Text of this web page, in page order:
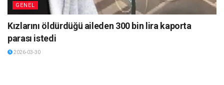
GENEL
Kızlarını öldürdüğü aileden 300 bin lira kaporta
parası istedi
2026-03-30